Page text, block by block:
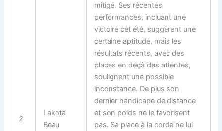
2
Lakota
Beau
mitigé. Ses récentes
performances, incluant une
victoire cet été, suggèrent une
certaine aptitude, mais les
résultats récents, avec des
places en deçà des attentes,
soulignent une possible
inconstance. De plus son
dernier handicape de distance
et son poids ne le favorisent
pas. Sa place à la corde ne lui